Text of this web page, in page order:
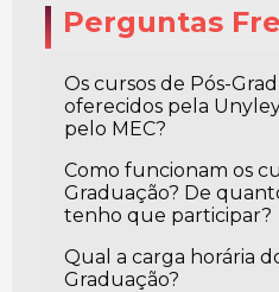
Perguntas
Os cursos de Pós-
oferecidos pela
pelo MEC?
Como funcionam os
Graduação? De
tenho que participar?
Qual a carga horária
Graduação?